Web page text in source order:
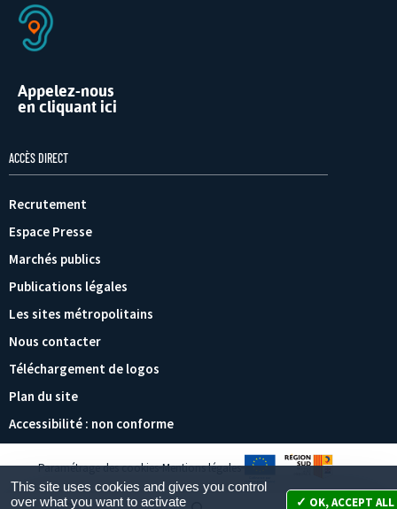
Appelez-nous
en cliquant ici
ACCÈS DIRECT
Recrutement
Espace Presse
Marchés publics
Publications légales
Les sites métropolitains
Nous contacter
Téléchargement de logos
Plan du site
Accessibilité : non conforme
Paramétrage des cookies Mentions légales
This site uses cookies and gives you control
over what you want to activate
OK, ACCEPT ALL